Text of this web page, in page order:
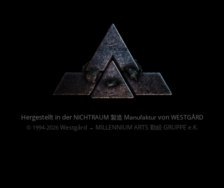
Hergestellt in der NICHTRAUM 製造 Manufakturvon WESTGÅRD
© 1994-2026 Westgård→ MILLENNIUM ARTS 勤続 GRUPPE e.K.
Powered By :